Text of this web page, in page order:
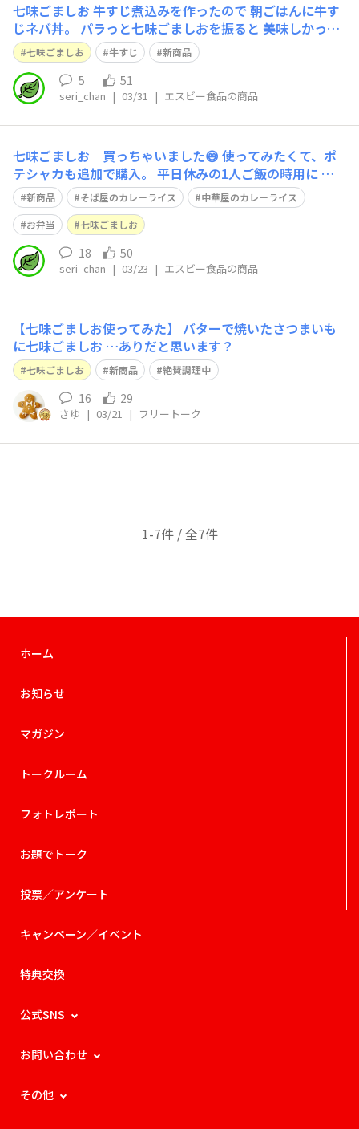
七味ごましお 牛すじ煮込みを作ったので 朝ごはんに牛す
じネバ丼。 パラっと七味ごましおを振ると 美味しかった
です。 ちょっとくせにになりそうです。
七味ごましお 牛すじ 新商品
5 51
seri_chan | 03/31 | エスビー食品の商品
七味ごましお 買っちゃいました😅 使ってみたくて、ポ
テシャカも追加で購入。 平日休みの1人ご飯の時用に そ
ば屋のカレーライスと 中華屋のカレーライスを追加。 七
味ごましおは思ったほど辛くなくて 塩に七味が少し混ざ
っている感じで 黒ゴマに七味と、いい塩梅でした。 お弁
当の焼肉にネギと七味ごま塩を
新商品 そば屋のカレーライス
中華屋のカレーライス
お弁当
七味ごましお
18 50
seri_chan | 03/23 | エスビー食品の商品
【七味ごましお使ってみた】 バターで焼いたさつまいも
に七味ごましお …ありだと思います？
七味ごましお 新商品 絶賛調理中
16 29
さゆ | 03/21 | フリートーク
1-7件 / 全7件
ホーム
お知らせ
マガジン
トークルーム
フォトレポート
お題でトーク
投票／アンケート
キャンペーン／イベント
特典交換
公式SNS
お問い合わせ
その他